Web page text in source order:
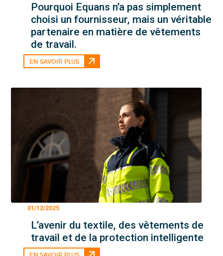
Pourquoi Equans n’a pas simplement
choisi un fournisseur, mais un véritable
partenaire en matière de vêtements
de travail.
EN SAVOIR PLUS
01/12/2025
L’avenir du textile, des vêtements de
travail et de la protection intelligente